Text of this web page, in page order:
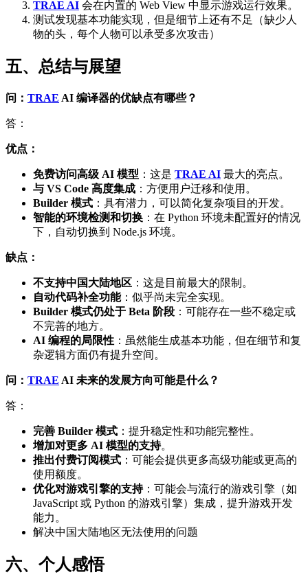
TRAE AI 会在内置的 Web View 中显示游戏运行效果。
测试发现基本功能实现，但是细节上还有不足（缺少人
物的头，每个人物可以承受多次攻击）
五、总结与展望
问： TRAE AI 编译器的优缺点有哪些？
答：
优点：
免费访问高级 AI 模型 ：这是 TRAE AI 最大的亮点。
与 VS Code 高度集成 ：方便用户迁移和使用。
Builder 模式 ：具有潜力，可以简化复杂项目的开发。
智能的环境检测和切换 ：在 Python 环境未配置好的情况
下，自动切换到 Node.js 环境。
缺点：
不支持中国大陆地区 ：这是目前最大的限制。
自动代码补全功能：似乎尚未完全实现。
Builder 模式仍处于 Beta 阶段 ：可能存在一些不稳定或
不完善的地方。
AI 编程的局限性 ：虽然能生成基本功能，但在细节和复
杂逻辑方面仍有提升空间。
问： TRAE AI 未来的发展方向可能是什么？
答：
完善 Builder 模式 ：提升稳定性和功能完整性。
增加对更多 AI 模型的支持。
推出付费订阅模式 ：可能会提供更多高级功能或更高的
使用额度。
优化对游戏引擎的支持：可能会与流行的游戏引擎（如
JavaScript 或 Python 的游戏引擎）集成，提升游戏开发
能力。
解决中国大陆地区无法使用的问题
六、个人感悟